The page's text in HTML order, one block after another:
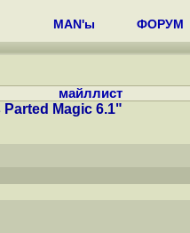
MAN'ы ФОРУМ
майллист
Magic 6.1"